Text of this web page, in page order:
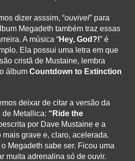
dizer asssim, “ouvivel” para
Megadeth também traz essas
A música “Hey, God?!” é
Ela possui uma letra em que
cristã de Mustaine, lembra
álbumCountdown to Extinction
deixar de citar a versão da
de Metallica: “Ride the
por Dave Mustaine e a
mais grave e, claro, acelerada.
Megadeth sabe ser. Ficou uma
muita adrenalina só de ouvir.